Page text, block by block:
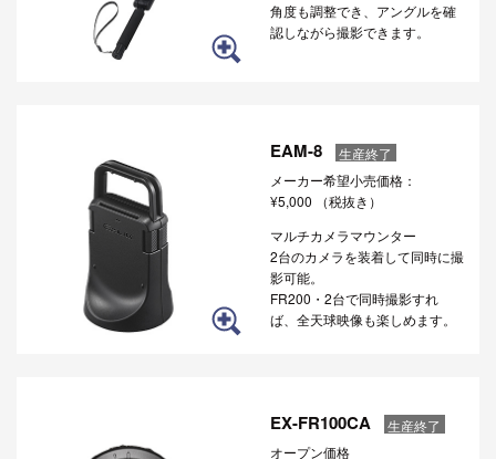
角度も調整でき、アングルを確
認しながら撮影できます。
EAM-8
生産終了
メーカー希望小売価格：
¥5,000
（税抜き）
マルチカメラマウンター
2台のカメラを装着して同時に撮
影可能。
FR200・2台で同時撮影すれ
ば、全天球映像も楽しめます。
EX-FR100CA
生産終了
オープン価格